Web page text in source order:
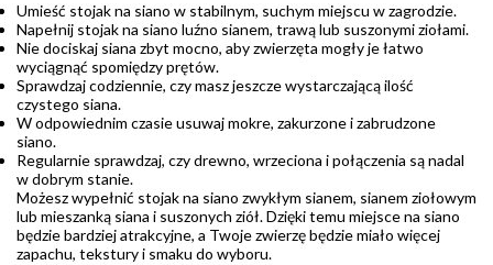
Umieść stojak na siano w stabilnym, suchym miejscu w zagrodzie.
Napełnij stojak na siano luźno sianem, trawą lub suszonymi ziołami.
Nie dociskaj siana zbyt mocno, aby zwierzęta mogły je łatwo
wyciągnąć spomiędzy prętów.
Sprawdzaj codziennie, czy masz jeszcze wystarczającą ilość
czystego siana.
W odpowiednim czasie usuwaj mokre, zakurzone i zabrudzone
siano.
Regularnie sprawdzaj, czy drewno, wrzeciona i połączenia są nadal
w dobrym stanie.
Możesz wypełnić stojak na siano zwykłym sianem, sianem ziołowym
lub mieszanką siana i suszonych ziół. Dzięki temu miejsce na siano
będzie bardziej atrakcyjne, a Twoje zwierzę będzie miało więcej
zapachu, tekstury i smaku do wyboru.